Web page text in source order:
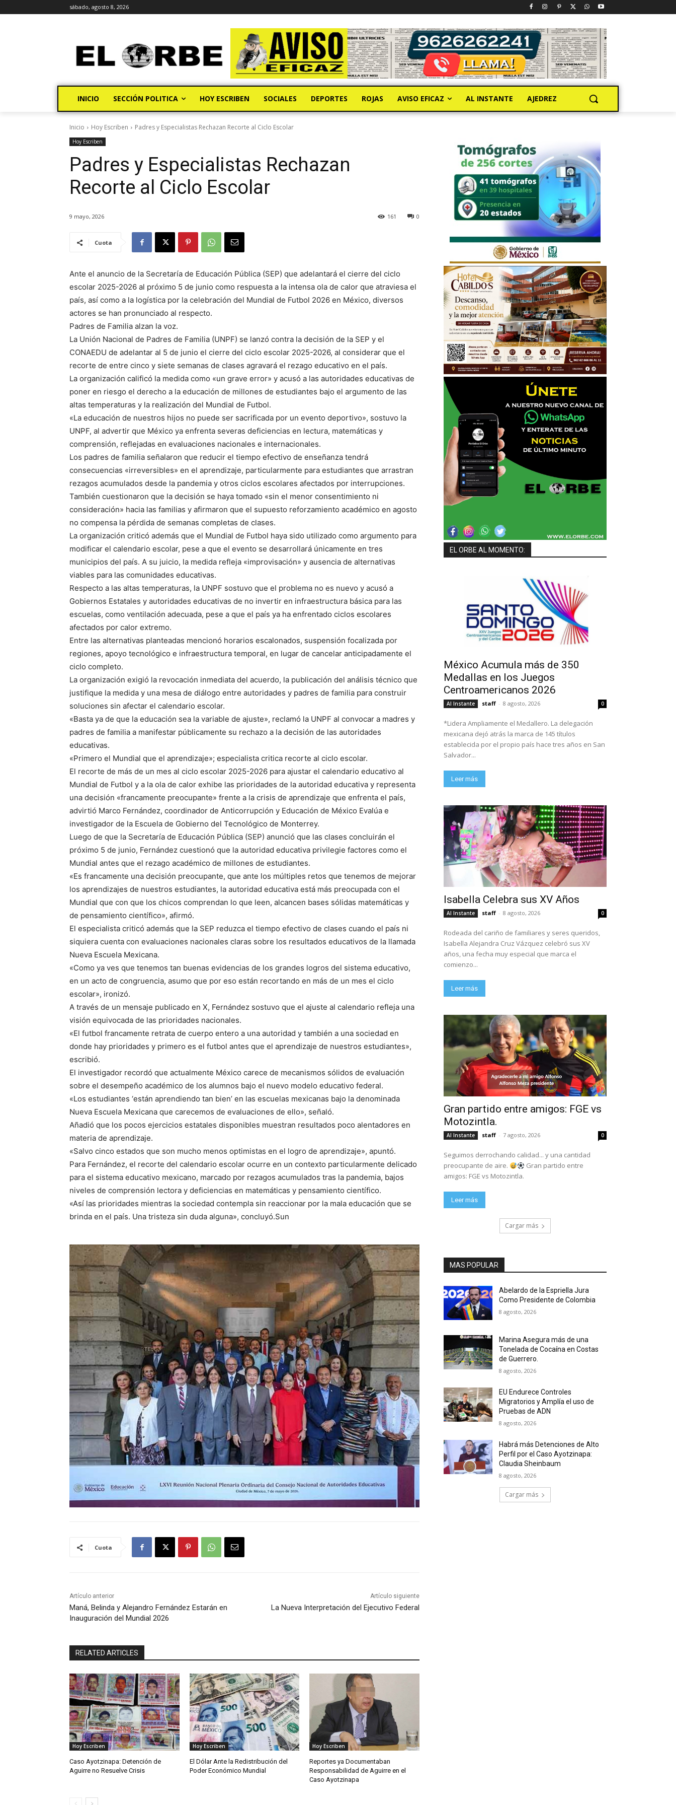
sábado, agosto 8, 2026
INICIO SECCIÓN POLITICA HOY ESCRIBEN SOCIALES DEPORTES ROJAS AVISO EFICAZ AL INSTANTE AJEDREZ
Inicio Hoy Escriben Padres y Especialistas Rechazan Recorte al Ciclo Escolar
Hoy Escriben
Padres y Especialistas Rechazan
Recorte al Ciclo Escolar
9 mayo, 2026 0
161
Cuota
Ante el anuncio de la Secretaría de Educación Pública (SEP) que adelantará el cierre del ciclo
escolar 2025-2026 al próximo 5 de junio como respuesta a la intensa ola de calor que atraviesa el
país, así como a la logística por la celebración del Mundial de Futbol 2026 en México, diversos
actores se han pronunciado al respecto.
Padres de Familia alzan la voz.
La Unión Nacional de Padres de Familia (UNPF) se lanzó contra la decisión de la SEP y el
CONAEDU de adelantar al 5 de junio el cierre del ciclo escolar 2025-2026, al considerar que el
recorte de entre cinco y siete semanas de clases agravará el rezago educativo en el país.
La organización calificó la medida como «un grave error» y acusó a las autoridades educativas de
poner en riesgo el derecho a la educación de millones de estudiantes bajo el argumento de las
altas temperaturas y la realización del Mundial de Futbol.
«La educación de nuestros hijos no puede ser sacrificada por un evento deportivo», sostuvo la
UNPF, al advertir que México ya enfrenta severas deficiencias en lectura, matemáticas y
comprensión, reflejadas en evaluaciones nacionales e internacionales.
Los padres de familia señalaron que reducir el tiempo efectivo de enseñanza tendrá
consecuencias «irreversibles» en el aprendizaje, particularmente para estudiantes que arrastran
rezagos acumulados desde la pandemia y otros ciclos escolares afectados por interrupciones.
También cuestionaron que la decisión se haya tomado «sin el menor consentimiento ni
consideración» hacia las familias y afirmaron que el supuesto reforzamiento académico en agosto
no compensa la pérdida de semanas completas de clases.
La organización criticó además que el Mundial de Futbol haya sido utilizado como argumento para
modificar el calendario escolar, pese a que el evento se desarrollará únicamente en tres
municipios del país. A su juicio, la medida refleja «improvisación» y ausencia de alternativas
viables para las comunidades educativas.
Respecto a las altas temperaturas, la UNPF sostuvo que el problema no es nuevo y acusó a
Gobiernos Estatales y autoridades educativas de no invertir en infraestructura básica para las
escuelas, como ventilación adecuada, pese a que el país ya ha enfrentado ciclos escolares
afectados por calor extremo.
Entre las alternativas planteadas mencionó horarios escalonados, suspensión focalizada por
regiones, apoyo tecnológico e infraestructura temporal, en lugar de cancelar anticipadamente el
ciclo completo.
La organización exigió la revocación inmediata del acuerdo, la publicación del análisis técnico que
justifique la medida y una mesa de diálogo entre autoridades y padres de familia para construir
soluciones sin afectar el calendario escolar.
«Basta ya de que la educación sea la variable de ajuste», reclamó la UNPF al convocar a madres y
padres de familia a manifestar públicamente su rechazo a la decisión de las autoridades
educativas.
«Primero el Mundial que el aprendizaje»; especialista critica recorte al ciclo escolar.
El recorte de más de un mes al ciclo escolar 2025-2026 para ajustar el calendario educativo al
Mundial de Futbol y a la ola de calor exhibe las prioridades de la autoridad educativa y representa
una decisión «francamente preocupante» frente a la crisis de aprendizaje que enfrenta el país,
advirtió Marco Fernández, coordinador de Anticorrupción y Educación de México Evalúa e
investigador de la Escuela de Gobierno del Tecnológico de Monterrey.
Luego de que la Secretaría de Educación Pública (SEP) anunció que las clases concluirán el
próximo 5 de junio, Fernández cuestionó que la autoridad educativa privilegie factores como el
Mundial antes que el rezago académico de millones de estudiantes.
«Es francamente una decisión preocupante, que ante los múltiples retos que tenemos de mejorar
los aprendizajes de nuestros estudiantes, la autoridad educativa está más preocupada con el
Mundial que con que los chicos comprendan lo que leen, alcancen bases sólidas matemáticas y
de pensamiento científico», afirmó.
El especialista criticó además que la SEP reduzca el tiempo efectivo de clases cuando el país ni
siquiera cuenta con evaluaciones nacionales claras sobre los resultados educativos de la llamada
Nueva Escuela Mexicana.
«Como ya ves que tenemos tan buenas evidencias de los grandes logros del sistema educativo,
en un acto de congruencia, asumo que por eso están recortando en más de un mes el ciclo
escolar», ironizó.
A través de un mensaje publicado en X, Fernández sostuvo que el ajuste al calendario refleja una
visión equivocada de las prioridades nacionales.
«El futbol francamente retrata de cuerpo entero a una autoridad y también a una sociedad en
donde hay prioridades y primero es el futbol antes que el aprendizaje de nuestros estudiantes»,
escribió.
El investigador recordó que actualmente México carece de mecanismos sólidos de evaluación
sobre el desempeño académico de los alumnos bajo el nuevo modelo educativo federal.
«Los estudiantes ‘están aprendiendo tan bien’ en las escuelas mexicanas bajo la denominada
Nueva Escuela Mexicana que carecemos de evaluaciones de ello», señaló.
Añadió que los pocos ejercicios estatales disponibles muestran resultados poco alentadores en
materia de aprendizaje.
«Salvo cinco estados que son mucho menos optimistas en el logro de aprendizaje», apuntó.
Para Fernández, el recorte del calendario escolar ocurre en un contexto particularmente delicado
para el sistema educativo mexicano, marcado por rezagos acumulados tras la pandemia, bajos
niveles de comprensión lectora y deficiencias en matemáticas y pensamiento científico.
«Así las prioridades mientras la sociedad contempla sin reaccionar por la mala educación que se
brinda en el país. Una tristeza sin duda alguna», concluyó.Sun
Cuota
Artículo anterior
Maná, Belinda y Alejandro Fernández Estarán en
Inauguración del Mundial 2026
Artículo siguiente
La Nueva Interpretación del Ejecutivo Federal
RELATED ARTICLES
Hoy Escriben
Caso Ayotzinapa: Detención de
Aguirre no Resuelve Crisis
Hoy Escriben
El Dólar Ante la Redistribución del
Poder Económico Mundial
Hoy Escriben
Reportes ya Documentaban
Responsabilidad de Aguirre en el
Caso Ayotzinapa
EL ORBE AL MOMENTO:
México Acumula más de 350
Medallas en los Juegos
Centroamericanos 2026
Al Instante staff - 8 agosto, 2026 0
*Lidera Ampliamente el Medallero. La delegación
mexicana dejó atrás la marca de 145 títulos
establecida por el propio país hace tres años en San
Salvador...
Leer más
Isabella Celebra sus XV Años
Al Instante staff - 8 agosto, 2026 0
Rodeada del cariño de familiares y seres queridos,
Isabella Alejandra Cruz Vázquez celebró sus XV
años, una fecha muy especial que marca el
comienzo...
Leer más
Gran partido entre amigos: FGE vs
Motozintla.
Al Instante staff - 7 agosto, 2026 0
Seguimos derrochando calidad... y una cantidad
preocupante de aire.
Gran partido entre
amigos: FGE vs Motozintla.
Leer más
Cargar más
MAS POPULAR
Abelardo de la Espriella Jura
Como Presidente de Colombia
8 agosto, 2026
Marina Asegura más de una
Tonelada de Cocaína en Costas
de Guerrero.
8 agosto, 2026
EU Endurece Controles
Migratorios y Amplía el uso de
Pruebas de ADN
8 agosto, 2026
Habrá más Detenciones de Alto
Perfil por el Caso Ayotzinapa:
Claudia Sheinbaum
8 agosto, 2026
Cargar más